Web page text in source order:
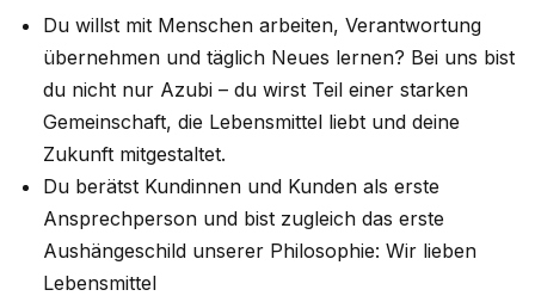
Du willst mit Menschen arbeiten, Verantwortung
übernehmen und täglich Neues lernen? Bei uns bist
du nicht nur Azubi – du wirst Teil einer starken
Gemeinschaft, die Lebensmittel liebt und deine
Zukunft mitgestaltet.
Du berätst Kundinnen und Kunden als erste
Ansprechperson und bist zugleich das erste
Aushängeschild unserer Philosophie: Wir lieben
Lebensmittel